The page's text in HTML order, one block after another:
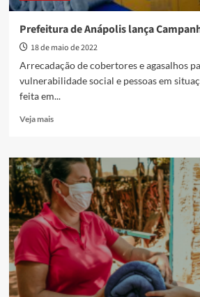
Prefeitura de Anápolis lança
18 de maio de 2022
Arrecadação de cobertores e agasalhos
vulnerabilidade social e pessoas em
feita em...
Veja maisRead
Prefeitura
Anápolis
lança
Campanha
do
Agasalho
2022